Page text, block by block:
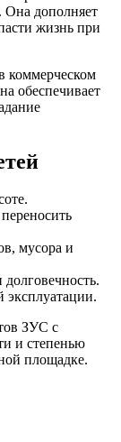
Она дополняет
жизнь при
коммерческом
обеспечивает
мусора и
ЗУС с
и степенью
площадке.